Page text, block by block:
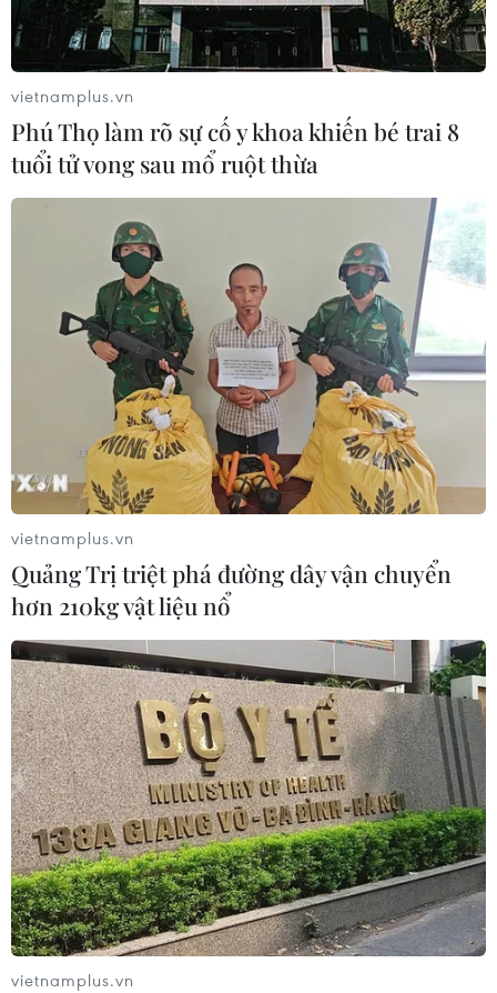
vietnamplus.vn
Phú Thọ làm rõ sự cố y khoa khiến bé trai 8
tuổi tử vong sau mổ ruột thừa
vietnamplus.vn
Quảng Trị triệt phá đường dây vận chuyển
hơn 210kg vật liệu nổ
vietnamplus.vn